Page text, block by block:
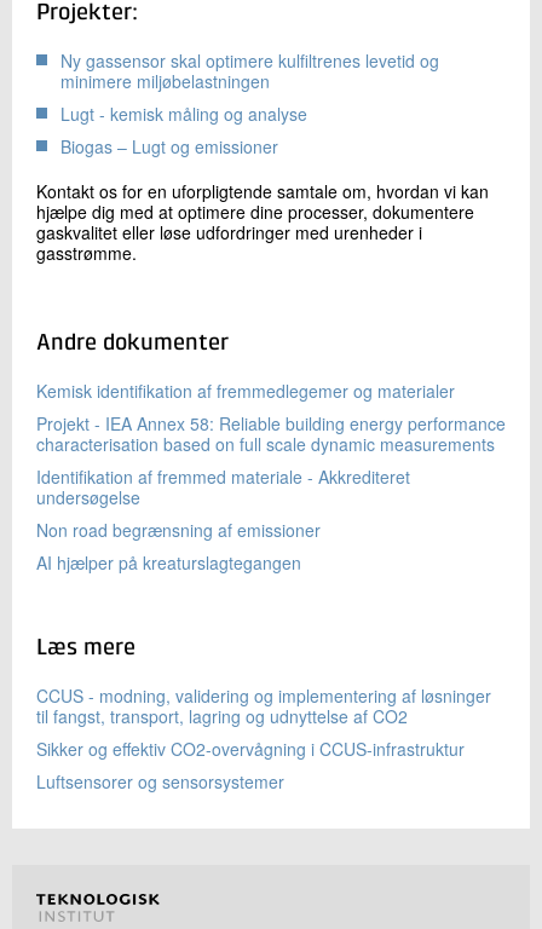
Projekter:
Ny gassensor skal optimere kulfiltrenes levetid og
minimere miljøbelastningen
Lugt - kemisk måling og analyse
Biogas – Lugt og emissioner
Kontakt os for en uforpligtende samtale om, hvordan vi kan
hjælpe dig med at optimere dine processer, dokumentere
gaskvalitet eller løse udfordringer med urenheder i
gasstrømme.
Andre dokumenter
Kemisk identifikation af fremmedlegemer og materialer
Projekt - IEA Annex 58: Reliable building energy performance
characterisation based on full scale dynamic measurements
Identifikation af fremmed materiale - Akkrediteret
undersøgelse
Non road begrænsning af emissioner
AI hjælper på kreaturslagtegangen
Læs mere
CCUS - modning, validering og implementering af løsninger
til fangst, transport, lagring og udnyttelse af CO2
Sikker og effektiv CO2-overvågning i CCUS-infrastruktur
Luftsensorer og sensorsystemer